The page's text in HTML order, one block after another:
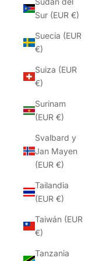
Sur (EUR €)
Suecia (EUR
€)
Suiza (EUR
€)
Surinam
(EUR €)
Svalbard y
Jan Mayen
(EUR €)
Tailandia
(EUR €)
Taiwán (EUR
€)
Tanzania